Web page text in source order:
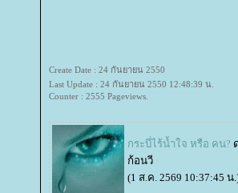
Create Date : 24 กันยายน 2550
Last Update : 24 กันยายน 2550 12:48:39 น.
Counter : 2555 Pageviews.
กระบี่ไร้น้ำใจ หรือ คน?
ก้อนวี
(1 ส.ค. 2569 10:37:45 น